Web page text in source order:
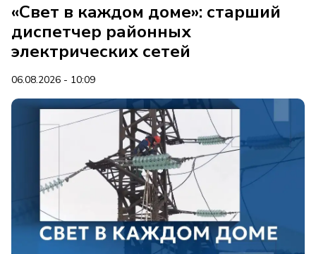
«Свет в каждом доме»: старший
диспетчер районных
электрических сетей
06.08.2026 - 10:09